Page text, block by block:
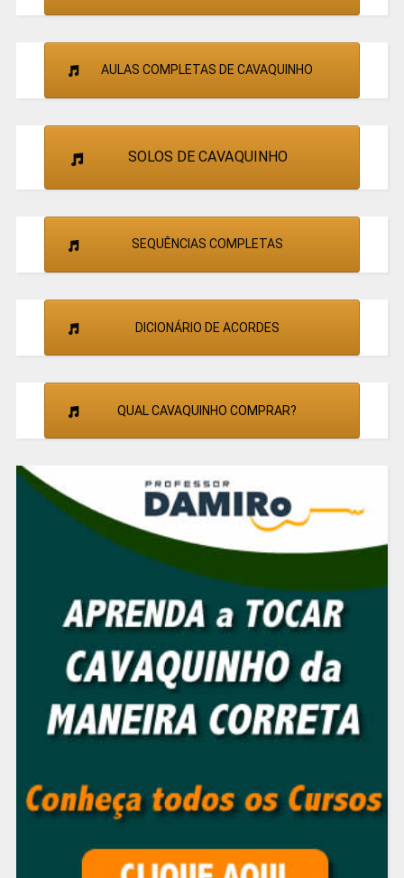
AULAS COMPLETAS DE CAVAQUINHO
SOLOS DE CAVAQUINHO
SEQUÊNCIAS COMPLETAS
DICIONÁRIO DE ACORDES
QUAL CAVAQUINHO COMPRAR?